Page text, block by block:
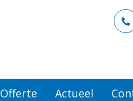
Offerte Actueel